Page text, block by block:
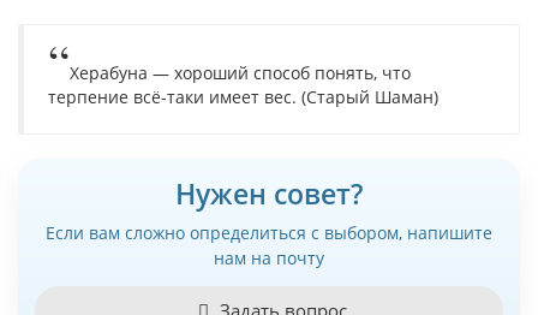
Херабуна — хороший способ понять, что
терпение всё-таки имеет вес. (Старый Шаман)
Нужен совет?
Если вам сложно определиться с выбором, напишите
нам на почту
Задать вопрос